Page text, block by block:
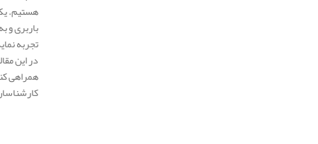
هستیم.
باربری
تجربه
در این
همراهی